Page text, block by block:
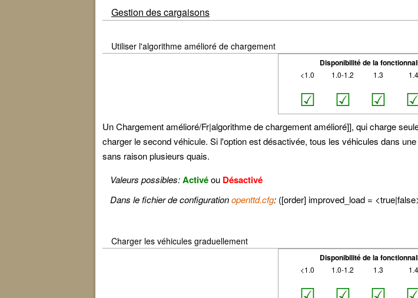
Gestion des cargaisons
Utiliser l'algorithme amélioré de chargement
Disponibilité de la
<1.0
☑
1.0-1.2
☑
1.3
☑
1.4
Un Chargement amélioré/Fr|algorithme de chargement amélioré]], qui charge
charger le second véhicule. Si l'option est désactivée, tous les véhicules dans
sans raison plusieurs quais.
Valeurs possibles:Activéou Désactivé
Dans le fichier de configurationopenttd.cfg: ([order] improved_load =
Charger les véhicules graduellement
Disponibilité de la
<1.0
1.0-1.2 1.3 1.4